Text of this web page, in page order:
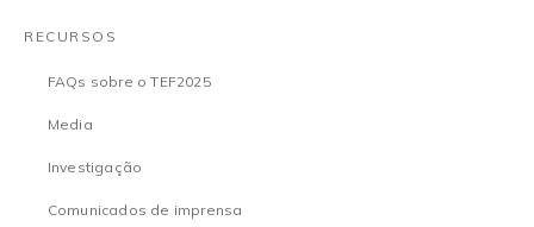
RECURSOS
FAQs sobre o TEF2025
Media
Investigação
Comunicados de imprensa